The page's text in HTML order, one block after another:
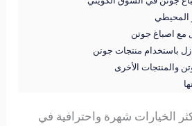
المحيطي
مع اصباغ جوتن
باستخدام منتجات جوتن
والمنتجات الأخرى
الخيارات شهرة واحترافية في